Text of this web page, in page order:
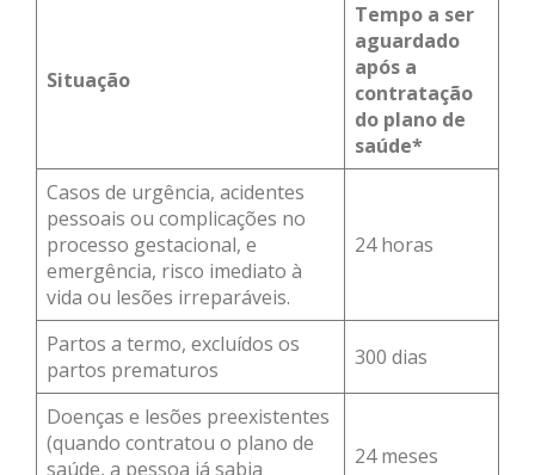
Situação
Tempo a ser
aguardado
após a
contratação
do plano de
saúde*
Casos de urgência, acidentes
pessoais ou complicações no
processo gestacional, e
emergência, risco imediato à
vida ou lesões irreparáveis.
24 horas
Partos a termo, excluídos os
partos prematuros
300 dias
Doenças e lesões preexistentes
(quando contratou o plano de
saúde, a pessoa já sabia
24 meses